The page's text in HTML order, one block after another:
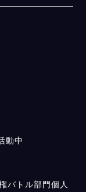
動中
バトル部門個人